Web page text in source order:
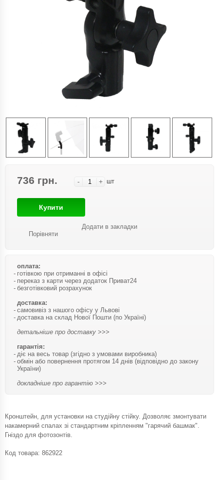
736 грн. - + шт
Купити
Порівняти
Додати в закладки
оплата:
готівкою при отриманні в офісі
переказ з карти через додаток Приват24
безготівковий розрахунок
доставка:
самовивіз з нашого офісу у Львові
доставка на склад Нової Пошти (по Україні)
детальніше про доставку >>>
гарантія:
діє на весь товар (згідно з умовами виробника)
обмін або повернення протягом 14 днів (відповідно до закону
України)
докладніше про гарантію >>>
Кронштейн, для установки на студійну стійку. Дозволяє змонтувати
накамерний спалах зі стандартним кріпленням "гарячий башмак".
Гніздо для фотозонтів.
Код товара: 862922